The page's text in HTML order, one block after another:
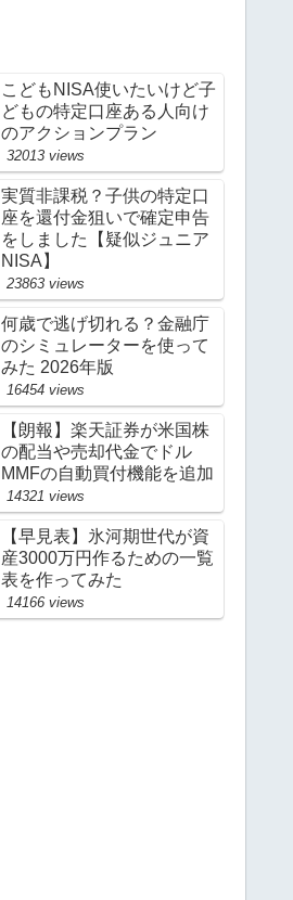
こどもNISA使いたいけど子
どもの特定口座ある人向け
のアクションプラン
32013 views
実質非課税？子供の特定口
座を還付金狙いで確定申告
をしました【疑似ジュニア
NISA】
23863 views
何歳で逃げ切れる？金融庁
のシミュレーターを使って
みた 2026年版
16454 views
【朗報】楽天証券が米国株
の配当や売却代金でドル
MMFの自動買付機能を追加
14321 views
【早見表】氷河期世代が資
産3000万円作るための一覧
表を作ってみた
14166 views